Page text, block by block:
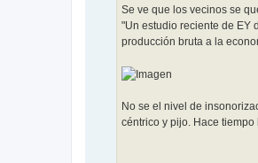
Se ve que los vecinos se
"Un estudio reciente de EY
producción bruta a la
No se el nivel de
céntrico y pijo. Hace